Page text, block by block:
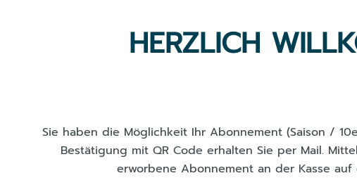
HERZLICH
Sie haben die Möglichkeit Ihr Abonnement (Saison /
Bestätigung mit QR Code erhalten Sie per Mail.
erworbene Abonnement an der Kasse